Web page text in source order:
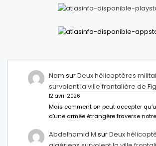
Nam surDeux hélicoptères
survolent la ville frontalière de
12 avril 2026
Mais comment on peut accepter
d’une armée étrangère traverse
Abdelhamid M surDeux